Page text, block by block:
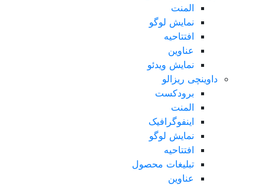
المنت
نمایش لوگو
افتتاحیه
عناوین
نمایش ویدئو
داوینچی ریزالو
برودکست
المنت
اینفوگرافیک
نمایش لوگو
افتتاحیه
تبلیغات محصول
عناوین